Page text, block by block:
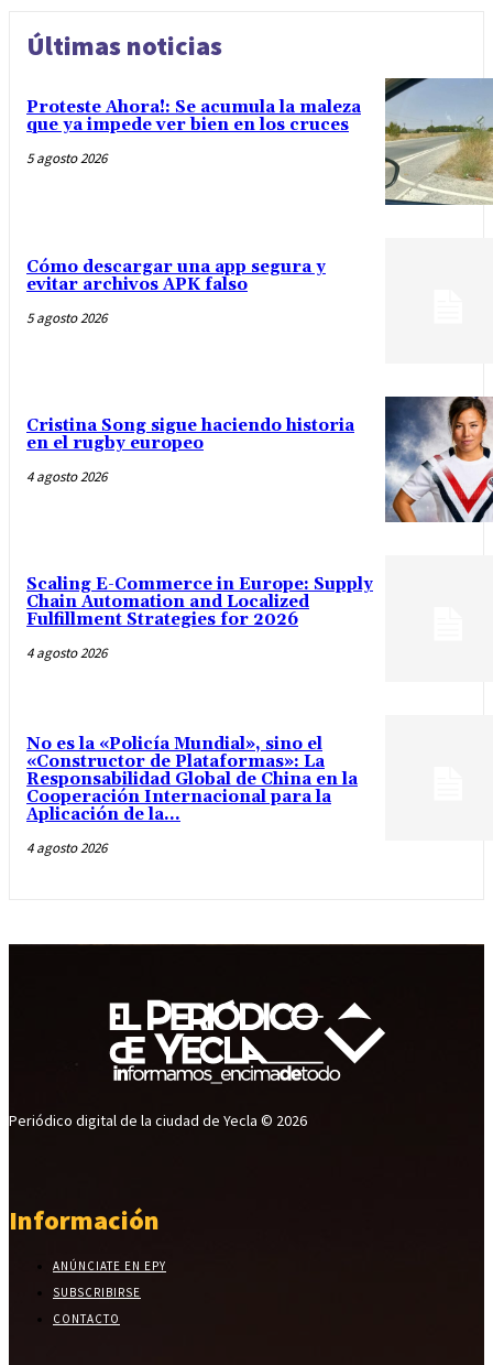
Últimas noticias
Proteste Ahora!: Se acumula la maleza
que ya impede ver bien en los cruces
5 agosto 2026
Cómo descargar una app segura y
evitar archivos APK falso
5 agosto 2026
Cristina Song sigue haciendo historia
en el rugby europeo
4 agosto 2026
Scaling E-Commerce in Europe: Supply
Chain Automation and Localized
Fulfillment Strategies for 2026
4 agosto 2026
No es la «Policía Mundial», sino el
«Constructor de Plataformas»: La
Responsabilidad Global de China en la
Cooperación Internacional para la
Aplicación de la...
4 agosto 2026
Periódico digital de la ciudad de Yecla © 2026
Información
ANÚNCIATE EN EPY
SUBSCRIBIRSE
CONTACTO